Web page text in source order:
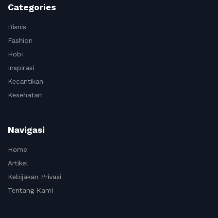
Categories
Bisnis
Fashion
Hobi
Inspirasi
Kecantikan
Kesehatan
Navigasi
Home
Artikel
Kebijakan Privasi
Tentang Kami